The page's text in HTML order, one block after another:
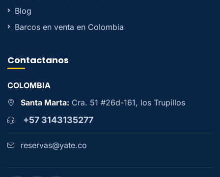
Blog
Barcos en venta en Colombia
Contactanos
COLOMBIA
Santa Marta: Cra. 51 #26d-161, los Trupillos
+57 3143135277
reservas@yate.co